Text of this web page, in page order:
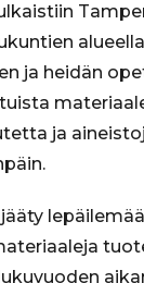
alueella
ja heidän
ja